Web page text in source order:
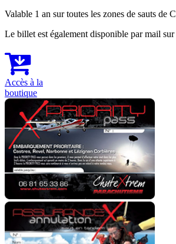
Valable 1 an sur toutes les zones de sauts de
Le billet est également disponible par mail sur
Accès à la
boutique